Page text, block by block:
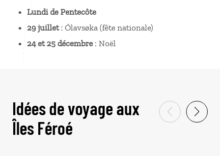
Lundi de Pentecôte
29 juillet: Ólavsøka (fête nationale)
24 et 25 décembre : Noël
Idées de voyage aux
Îles Féroé